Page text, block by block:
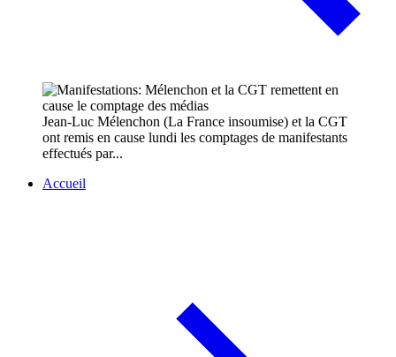
Jean-Luc Mélenchon (La France insoumise) et la CGT
ont remis en cause lundi les comptages de manifestants
effectués par...
Accueil